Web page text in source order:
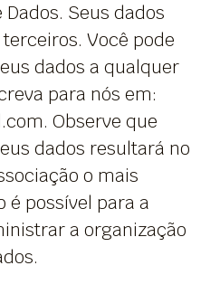
Seus dados
Você pode
dados a qualquer
para nós em:
Observe que
dados resultará no
o mais
é possível para a
a organização